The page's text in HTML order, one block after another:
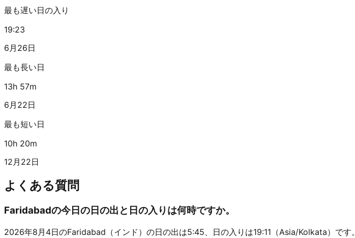
最も遅い日の入り
19:23
6月26日
最も長い日
13h 57m
6月22日
最も短い日
10h 20m
12月22日
よくある質問
Faridabadの今日の日の出と日の入りは何時ですか。
2026年8月4日のFaridabad（インド）の日の出は5:45、日の入りは19:11（Asia/Kolkata）です。